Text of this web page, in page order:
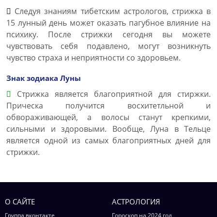
Следуя знаниям тибетским астрологов, стрижка в
15 лунный день может оказать пагубное влияние на
психику. После стрижки сегодня вы можете
чувствовать себя подавлено, могут возникнуть
чувство страха и неприятности со здоровьем.
Знак зодиака Луны
Стрижка является благоприятной для стиржки.
Прическа получится восхитетльной и
обвораживающей, а волосы станут крепкими,
сильными и здоровыми. Вообще, Луна в Тельце
является одной из самых благоприятных дней для
стрижки.
О САЙТЕ
Группа вконтакте
АСТРОЛОГИЯ
Гороскоп на 2024 год